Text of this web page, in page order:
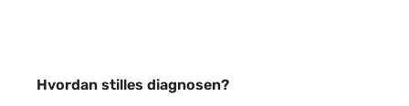
Hvordan stilles diagnosen?